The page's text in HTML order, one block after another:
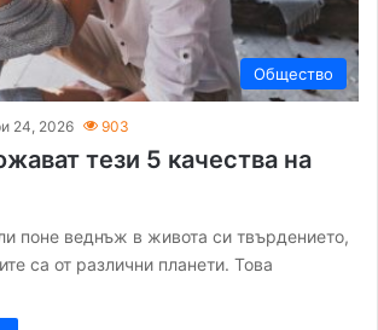
Общество
24, 2026 903
тези 5 качества на
поне веднъж в живота си твърдението,
са от различни планети. Това